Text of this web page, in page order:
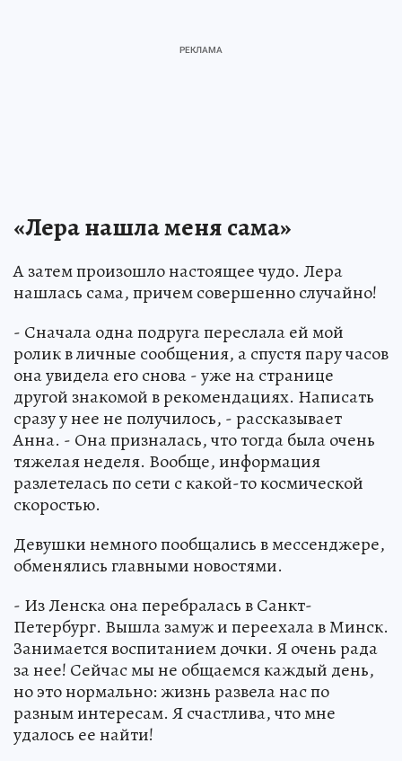
«Лера нашла меня сама»
А затем произошло настоящее чудо. Лера
нашлась сама, причем совершенно случайно!
- Сначала одна подруга переслала ей мой
ролик в личные сообщения, а спустя пару часов
она увидела его снова - уже на странице
другой знакомой в рекомендациях. Написать
сразу у нее не получилось, - рассказывает
Анна. - Она призналась, что тогда была очень
тяжелая неделя. Вообще, информация
разлетелась по сети с какой-то космической
скоростью.
Девушки немного пообщались в мессенджере,
обменялись главными новостями.
- Из Ленска она перебралась в Санкт-
Петербург. Вышла замуж и переехала в Минск.
Занимается воспитанием дочки. Я очень рада
за нее! Сейчас мы не общаемся каждый день,
но это нормально: жизнь развела нас по
разным интересам. Я счастлива, что мне
удалось ее найти!